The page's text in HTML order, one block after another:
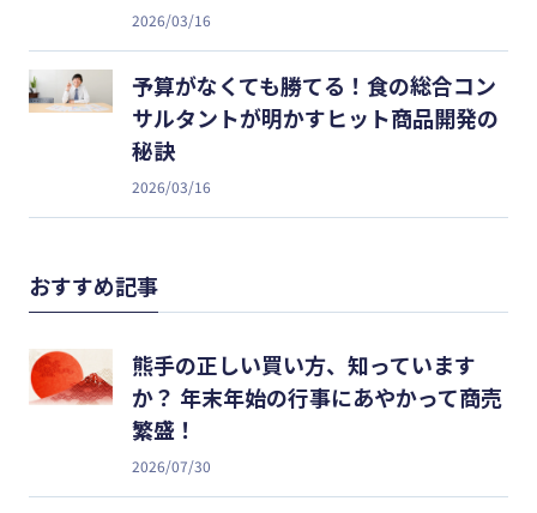
2026/03/16
予算がなくても勝てる！食の総合コン
サルタントが明かすヒット商品開発の
秘訣
2026/03/16
おすすめ記事
熊手の正しい買い方、知っています
か？ 年末年始の行事にあやかって商売
繁盛！
2026/07/30